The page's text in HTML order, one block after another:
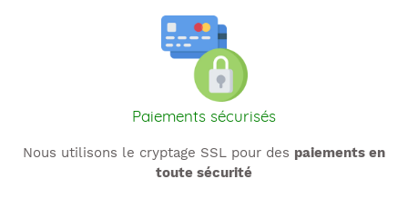
Paiements sécurisés
Nous utilisons le cryptage SSL pour des paiements en
toute sécurité